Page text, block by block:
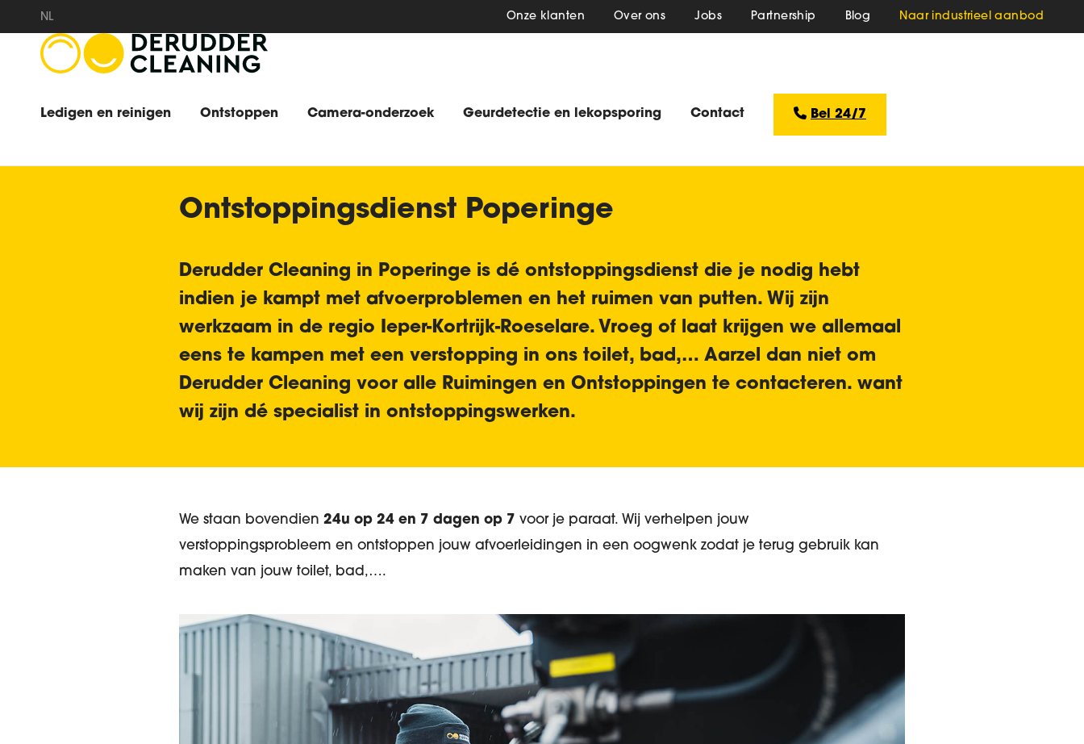
NL Onze klanten Over ons Jobs Partnership Blog Naar industrieel aanbod
Ledigen en reinigen Ontstoppen Camera-onderzoek Geurdetectie en lekopsporing Contact Bel 24/7
Ontstoppingsdienst Poperinge
Derudder Cleaning in Poperinge is dé ontstoppingsdienst die je nodig hebt
indien je kampt met afvoerproblemen en het ruimen van putten. Wij zijn
werkzaam in de regio Ieper-Kortrijk-Roeselare. Vroeg of laat krijgen we allemaal
eens te kampen met een verstopping in ons toilet, bad,… Aarzel dan niet om
Derudder Cleaning voor alle Ruimingen en Ontstoppingen te contacteren. want
wij zijn dé specialist in ontstoppingswerken.
We staan bovendien 24u op 24 en 7 dagen op 7 voor je paraat. Wij verhelpen jouw
verstoppingsprobleem en ontstoppen jouw afvoerleidingen in een oogwenk zodat je terug gebruik kan
maken van jouw toilet, bad,….